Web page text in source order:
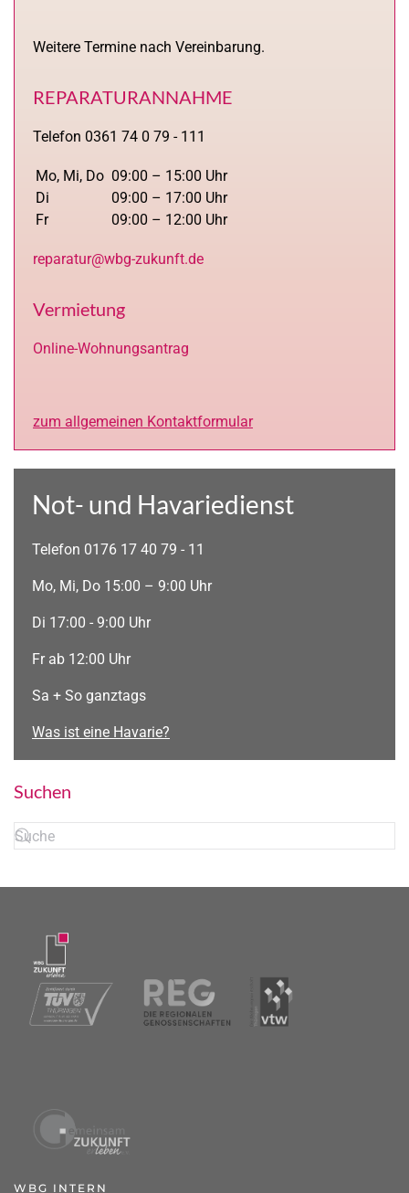
Weitere Termine nach Vereinbarung.
REPARATURANNAHME
Telefon 0361 74 0 79 - 111
Mo, Mi, Do 09:00 – 15:00 Uhr
Di
09:00 – 17:00 Uhr
Fr
09:00 – 12:00 Uhr
reparatur@wbg-zukunft.de
Vermietung
Online-Wohnungsantrag
zum allgemeinen Kontaktformular
Not- und Havariedienst
Telefon 0176 17 40 79 - 11
Mo, Mi, Do 15:00 – 9:00 Uhr
Di 17:00 - 9:00 Uhr
Fr ab 12:00 Uhr
Sa + So ganztags
Was ist eine Havarie?
Suchen
WBG INTERN